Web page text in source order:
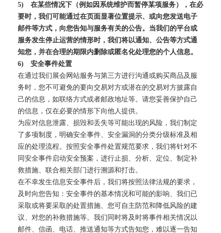
5)
在某些情况下（例如因系统维护而暂停某项服务），在必
要时，我们可能通过在页面显著位置提示、或向您发送电子
邮件等方式，向您告知与服务有关的公告。当我们的平台或
服务发生停止运营的情形时，我们将以通知、公告等方式通
知您，并在合理的期限内删除或匿名化处理您的个人信息。
6)
安全事件处置
在通过我们展会网站服务与第三方进行沟通或购买商品及服
务时，您不可避免的要向交易对方或潜在的交易对方披露自
己的信息，如联络方式或者邮政地址等。请您妥善保护自己
的信息，仅在必要的情形下向他人提供。
为应对信息泄露、损毁和丢失等可能出现的风险，我们制定
了多项制度，明确安全事件、安全漏洞的分类分级标准及相
应的处理流程。按照安全事件处置规范要求，我们将针对不
同安全事件启动安全预案，进行止损、分析、定位、制定补
救措施、联合相关部门进行溯源和打击。
在不幸发生信息安全事件后，我们将按照法律法规的要求，
及时向您告知：安全事件的基本情况和可能的影响、我们已
采取或将要采取的处置措施、您可自主防范和降低风险的建
议、对您的补救措施等。我们同时将及时将事件相关情况以
邮件、信函、电话、推送通知等方式告知您，难以逐一告知